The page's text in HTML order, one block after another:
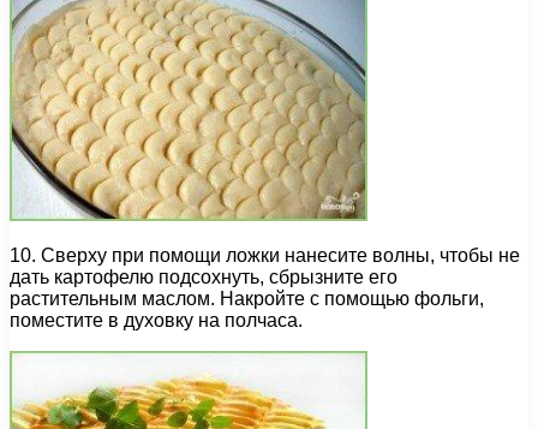
10. Сверху при помощи ложки нанесите волны, чтобы не
дать картофелю подсохнуть, сбрызните его
растительным маслом. Накройте с помощью фольги,
поместите в духовку на полчаса.